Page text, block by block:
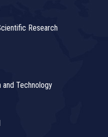
Research
Technology